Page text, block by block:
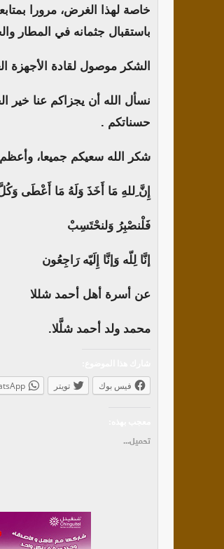
خاصة لهذا الغرض، مرورا
باستقبال جثمانه في المطار
الشكر موصول لقادة الأجهزة
نسأل الله أن يجزاكم عنا خير
حسناتكم .
شكر الله سعيكم جميعا،
إِنَّ ِللهِ مَا أَخَذَ وَلَهُ مَا أَعْطَى
فَلْنصْبِرُ وَلنحْتَسِبْ
إنَّا لِلّه وَإنَّا إِلَيّه رَاجِعُون
عن أسرة أهل أحمد شللا
محمد ولد أحمد شلَّلا.
فيس بوك تويتر
تحميل...